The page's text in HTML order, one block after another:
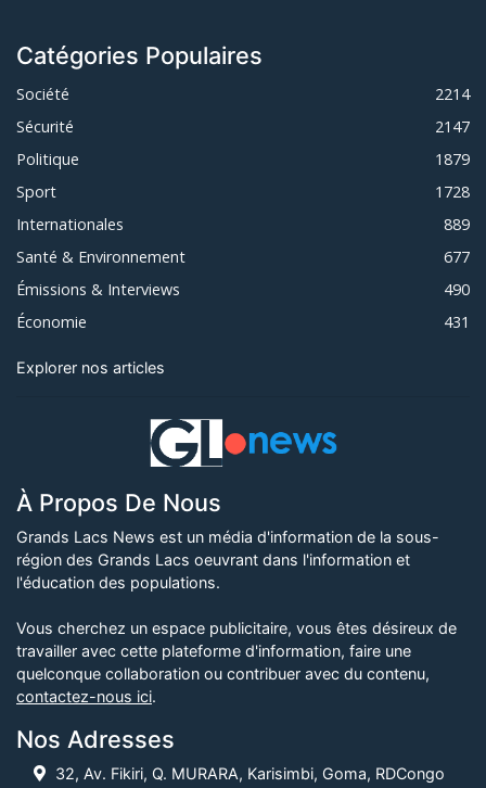
Catégories Populaires
Société
2214
Sécurité
2147
Politique
1879
Sport
1728
Internationales
889
Santé & Environnement
677
Émissions & Interviews
490
Économie
431
Explorer nos articles
À Propos De Nous
Grands Lacs News est un média d'information de la sous-
région des Grands Lacs oeuvrant dans l'information et
l'éducation des populations.
Vous cherchez un espace publicitaire, vous êtes désireux de
travailler avec cette plateforme d'information, faire une
quelconque collaboration ou contribuer avec du contenu,
contactez-nous ici.
Nos Adresses
32, Av. Fikiri, Q. MURARA, Karisimbi, Goma, RDCongo